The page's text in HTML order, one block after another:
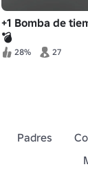
+1 Bomba de
💣
28% 27
Padres